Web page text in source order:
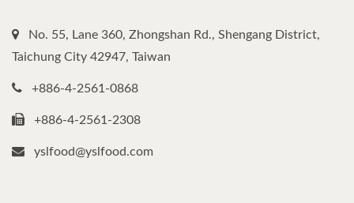
No. 55, Lane 360, Zhongshan Rd., Shengang District,
Taichung City 42947, Taiwan
+886-4-2561-0868
+886-4-2561-2308
yslfood@yslfood.com